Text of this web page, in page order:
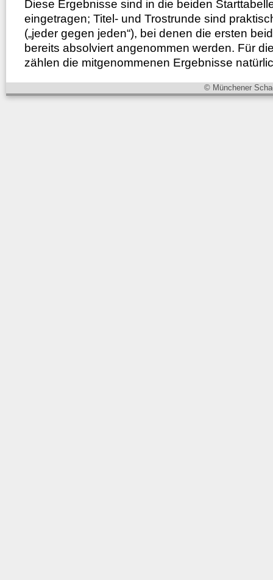
Diese Ergebnisse sind in die beiden
eingetragen; Titel- und Trostrunde sind
(„jeder gegen jeden“), bei denen die ersten
bereits absolviert angenommen werden. Für
zählen die mitgenommenen Ergebnisse
© Münchener